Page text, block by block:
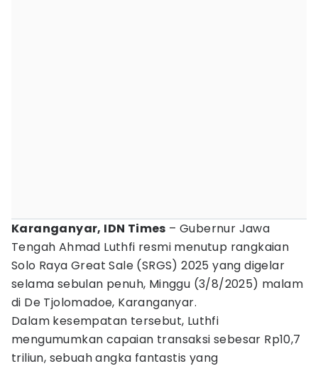
Karanganyar, IDN Times – Gubernur Jawa
Tengah Ahmad Luthfi resmi menutup rangkaian
Solo Raya Great Sale (SRGS) 2025 yang digelar
selama sebulan penuh, Minggu (3/8/2025) malam
di De Tjolomadoe, Karanganyar.
Dalam kesempatan tersebut, Luthfi
mengumumkan capaian transaksi sebesar Rp10,7
triliun, sebuah angka fantastis yang